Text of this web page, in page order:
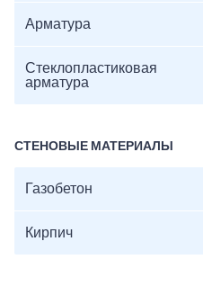
Арматура
Стеклопластиковая
арматура
СТЕНОВЫЕ МАТЕРИАЛЫ
Газобетон
Кирпич